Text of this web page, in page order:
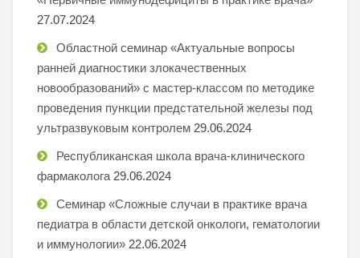
27.07.2024
Областной семинар «Актуальные вопросы
ранней диагностики злокачественных
новообразований» с мастер-классом по методике
проведения пункции предстательной железы под
ультразвуковым контролем 29.06.2024
Республиканская школа врача-клинического
фармаколога 29.06.2024
Семинар «Сложные случаи в практике врача
педиатра в области детской онкологи, гематологии
и иммунологии» 22.06.2024